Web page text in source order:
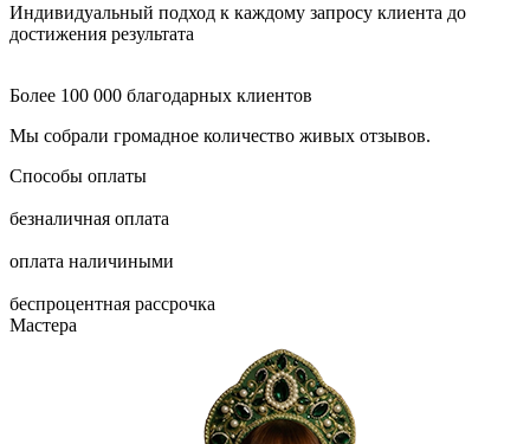
Индивидуальный подход к каждому запросу клиента до
достижения результата
Более 100 000 благодарных клиентов
Мы собрали громадное количество живых отзывов.
Способы оплаты
безналичная оплата
оплата наличиными
беспроцентная рассрочка
Мастера